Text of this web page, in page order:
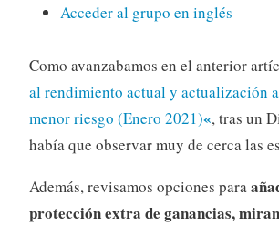
Acceder al grupo en inglés
Como avanzabamos en el anterior
al rendimiento actual y actualización
menor riesgo (Enero 2021)«, tras un
había que observar muy de cerca las
Además, revisamos opciones para
protección extra de ganancias,